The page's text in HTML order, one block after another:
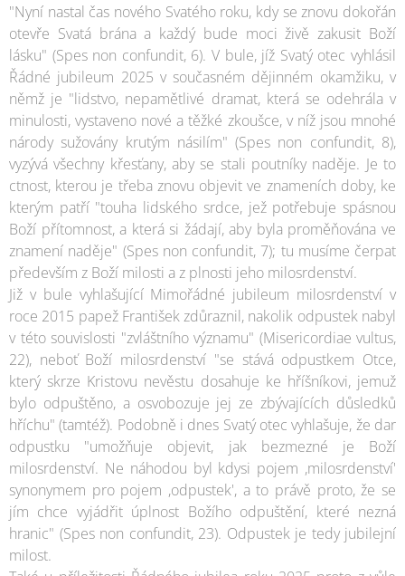
"Nyní nastal čas nového Svatého roku, kdy se znovu dokořán
otevře Svatá brána a každý bude moci živě zakusit Boží
lásku" (Spes non confundit, 6). V bule, jíž Svatý otec vyhlásil
Řádné jubileum 2025 v současném dějinném okamžiku, v
němž je "lidstvo, nepamětlivé dramat, která se odehrála v
minulosti, vystaveno nové a těžké zkoušce, v níž jsou mnohé
národy sužovány krutým násilím" (Spes non confundit, 8),
vyzývá všechny křesťany, aby se stali poutníky naděje. Je to
ctnost, kterou je třeba znovu objevit ve znameních doby, ke
kterým patří "touha lidského srdce, jež potřebuje spásnou
Boží přítomnost, a která si žádají, aby byla proměňována ve
znamení naděje" (Spes non confundit, 7); tu musíme čerpat
především z Boží milosti a z plnosti jeho milosrdenství.
Již v bule vyhlašující Mimořádné jubileum milosrdenství v
roce 2015 papež František zdůraznil, nakolik odpustek nabyl
v této souvislosti "zvláštního významu" (Misericordiae vultus,
22), neboť Boží milosrdenství "se stává odpustkem Otce,
který skrze Kristovu nevěstu dosahuje ke hříšníkovi, jemuž
bylo odpuštěno, a osvobozuje jej ze zbývajících důsledků
hříchu" (tamtéž). Podobně i dnes Svatý otec vyhlašuje, že dar
odpustku "umožňuje objevit, jak bezmezné je Boží
milosrdenství. Ne náhodou byl kdysi pojem ,milosrdenství'
synonymem pro pojem ,odpustek', a to právě proto, že se
jím chce vyjádřit úplnost Božího odpuštění, které nezná
hranic" (Spes non confundit, 23). Odpustek je tedy jubilejní
milost.